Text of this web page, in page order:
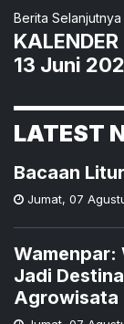
Berita Selanjutnya
13 Juni
LATEST
Bacaan
Jumat, 07
Wamenpar:
Jadi
Agrowisata